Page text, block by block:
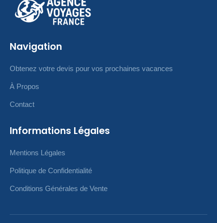
Navigation
Obtenez votre devis pour vos prochaines vacances
À Propos
Contact
Informations Légales
Mentions Légales
Politique de Confidentialité
Conditions Générales de Vente